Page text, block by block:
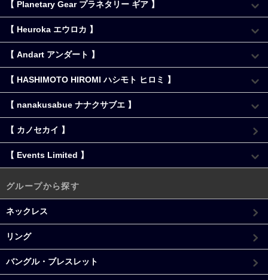
【 Planetary Gear プラネタリー ギア 】
【 Heuroka エウロカ 】
【 Andart アンダート 】
【 HASHIMOTO HIROMI ハシモト ヒロミ 】
【 nanakusabue ナナクサブエ 】
【 カノセカイ 】
【 Events Limited 】
グループから探す
ネックレス
リング
バングル・ブレスレット